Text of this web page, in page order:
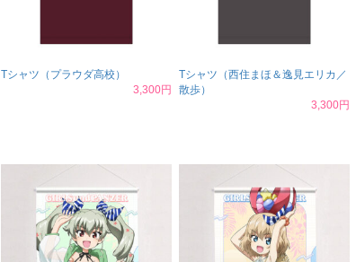
Tシャツ（プラウダ高校）
3,300円
Tシャツ（西住まほ＆逸見エリカ／
散歩）
3,300円